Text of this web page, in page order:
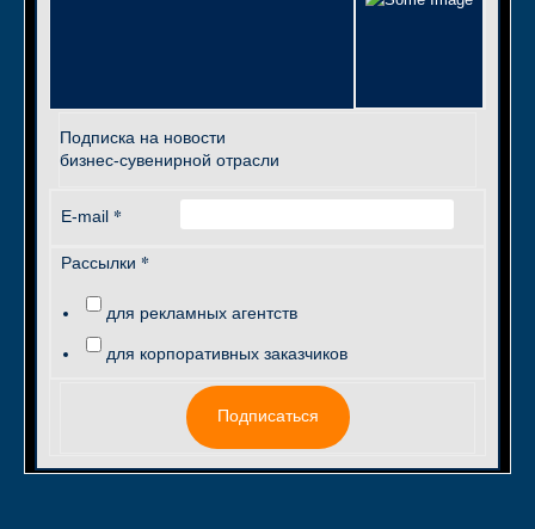
Подписка на новости
бизнес-сувенирной отрасли
E-mail *
Рассылки *
для рекламных агентств
для корпоративных заказчиков
Подписаться